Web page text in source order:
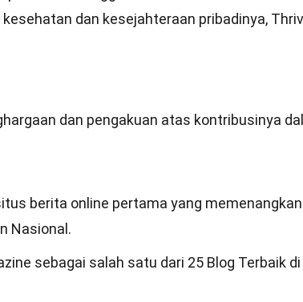
dan kesejahteraan pribadinya,
dan pengakuan atas kontribusinya
berita online pertama yang memenangkan
Nasional.
sebagai salah satu dari 25 Blog Terbaik di